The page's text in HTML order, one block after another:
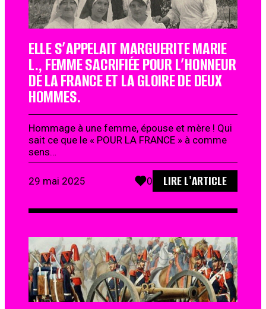
ELLE S’APPELAIT MARGUERITE MARIE
L., FEMME SACRIFIÉE POUR L’HONNEUR
DE LA FRANCE ET LA GLOIRE DE DEUX
HOMMES.
Hommage à une femme, épouse et mère ! Qui
sait ce que le « POUR LA FRANCE » à comme
sens…
29 mai 2025 0 LIRE L'ARTICLE